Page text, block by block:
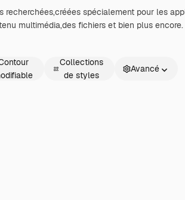
recherchées,créées spécialement pour les
multimédia,des fichiers et bien plus
Collections
de styles
Avancé